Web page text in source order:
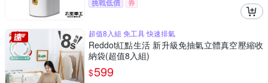
挑戰低價 券
超值8入組 免工具 快速排氣
Reddot紅點生活 新升級免抽氣立體真空壓縮收
納袋(超值8入組)
$599